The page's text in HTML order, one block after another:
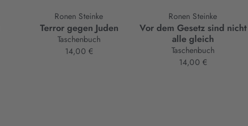
Ronen Steinke
Terror gegen Juden
Taschenbuch
14,00 €
Ronen Steinke
Vor dem Gesetz sind nicht
alle gleich
Taschenbuch
14,00 €